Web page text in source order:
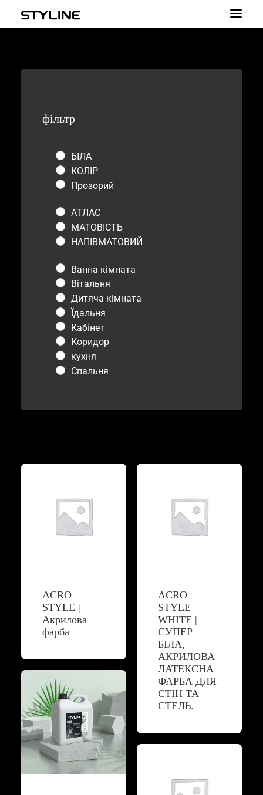
ПАЛІТРА КОЛЬОРІВ
КАЛЬКУЛЯТОР
КОНТАКТ
фільтр
БІЛА
КОЛІР
Прозорий
АТЛАС
МАТОВІСТЬ
НАПІВМАТОВИЙ
Ванна кімната
Вітальня
Дитяча кімната
Їдальня
Кабінет
Коридор
кухня
Спальня
ACRO
STYLE |
Акрилова
фарба
ACRO
STYLE
WHITE |
СУПЕР
БІЛА,
АКРИЛОВА
ЛАТЕКСНА
ФАРБА ДЛЯ
СТІН ТА
СТЕЛЬ.